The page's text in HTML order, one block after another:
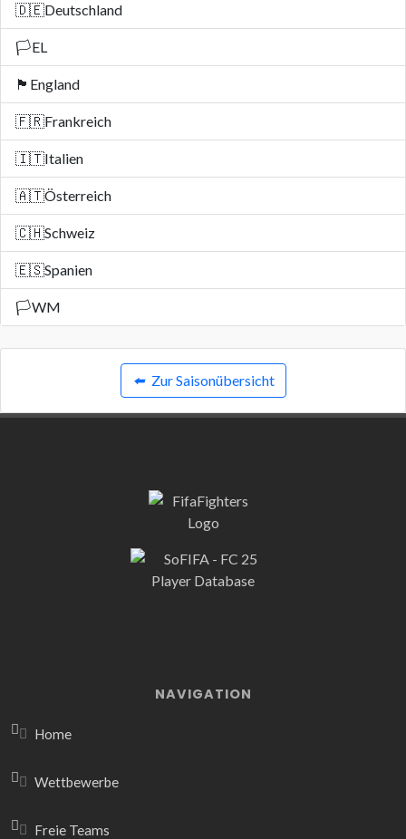
🇩🇪Deutschland
🏳️EL
🏴󠁧󠁢󠁥󠁮󠁧󠁿 England
🇫🇷Frankreich
🇮🇹Italien
🇦🇹Österreich
🇨🇭Schweiz
🇪🇸Spanien
🏳️WM
⬅️ Zur Saisonübersicht
NAVIGATION
Home
Wettbewerbe
Freie Teams